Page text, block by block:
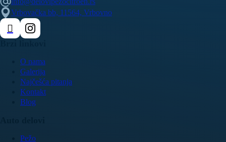
O nama
Galerija
Najčešća pitanja
Kontakt
Blog
Pežo
Vrbovačka bb, 11564, Vrbovno